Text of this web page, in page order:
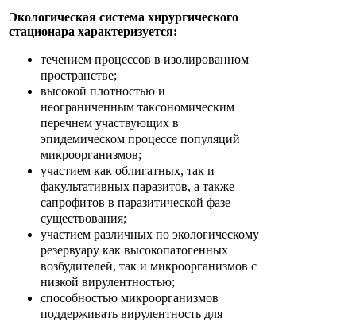
Экологическая система хирургического
стационара характеризуется:
течением процессов в изолированном
пространстве;
высокой плотностью и
неограниченным таксономическим
перечнем участвующих в
эпидемическом процессе популяций
микроорганизмов;
участием как облигатных, так и
факультативных паразитов, а также
сапрофитов в паразитической фазе
существования;
участием различных по экологическому
резервуару как высокопатогенных
возбудителей, так и микроорганизмов с
низкой вирулентностью;
способностью микроорганизмов
поддерживать вирулентность для